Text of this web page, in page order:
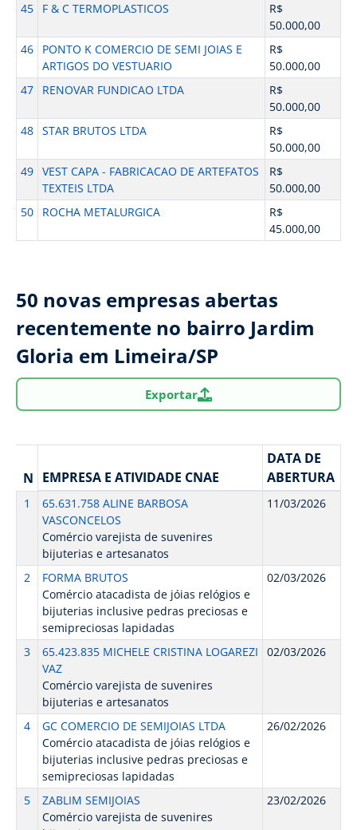
45
F & C TERMOPLASTICOS
R$
50.000,00
46
PONTO K COMERCIO DE SEMI JOIAS E
ARTIGOS DO VESTUARIO
R$
50.000,00
47
RENOVAR FUNDICAO LTDA
R$
50.000,00
48 STAR BRUTOS LTDA
R$
50.000,00
49 VEST CAPA - FABRICACAO DE ARTEFATOS
TEXTEIS LTDA
R$
50.000,00
50
ROCHA METALURGICA
R$
45.000,00
50 novas empresas abertas
recentemente no bairro Jardim
Gloria em Limeira/SP
Exportar
N EMPRESA E ATIVIDADE CNAE
DATA DE
ABERTURA
1
65.631.758 ALINE BARBOSA
VASCONCELOS
Comércio varejista de suvenires
bijuterias e artesanatos
11/03/2026
2
FORMA BRUTOS
Comércio atacadista de jóias relógios e
bijuterias inclusive pedras preciosas e
semipreciosas lapidadas
02/03/2026
3
65.423.835 MICHELE CRISTINA LOGAREZI
VAZ
Comércio varejista de suvenires
bijuterias e artesanatos
02/03/2026
4
GC COMERCIO DE SEMIJOIAS LTDA
Comércio atacadista de jóias relógios e
bijuterias inclusive pedras preciosas e
semipreciosas lapidadas
26/02/2026
5
ZABLIM SEMIJOIAS
Comércio varejista de suvenires
23/02/2026